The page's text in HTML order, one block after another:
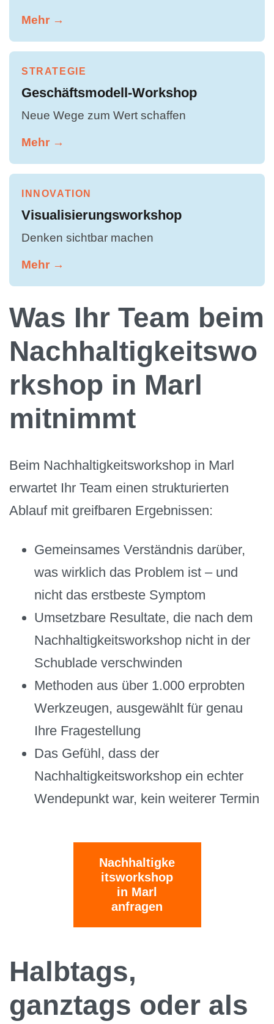
Mehr →
STRATEGIE
Geschäftsmodell-Workshop
Neue Wege zum Wert schaffen
Mehr →
INNOVATION
Visualisierungsworkshop
Denken sichtbar machen
Mehr →
Was Ihr Team beim
Nachhaltigkeitswo
rkshop in Marl
mitnimmt
Beim Nachhaltigkeitsworkshop in Marl
erwartet Ihr Team einen strukturierten
Ablauf mit greifbaren Ergebnissen:
Gemeinsames Verständnis darüber,
was wirklich das Problem ist – und
nicht das erstbeste Symptom
Umsetzbare Resultate, die nach dem
Nachhaltigkeitsworkshop nicht in der
Schublade verschwinden
Methoden aus über 1.000 erprobten
Werkzeugen, ausgewählt für genau
Ihre Fragestellung
Das Gefühl, dass der
Nachhaltigkeitsworkshop ein echter
Wendepunkt war, kein weiterer Termin
Nachhaltigke
itsworkshop
in Marl
anfragen
Halbtags,
ganztags oder als